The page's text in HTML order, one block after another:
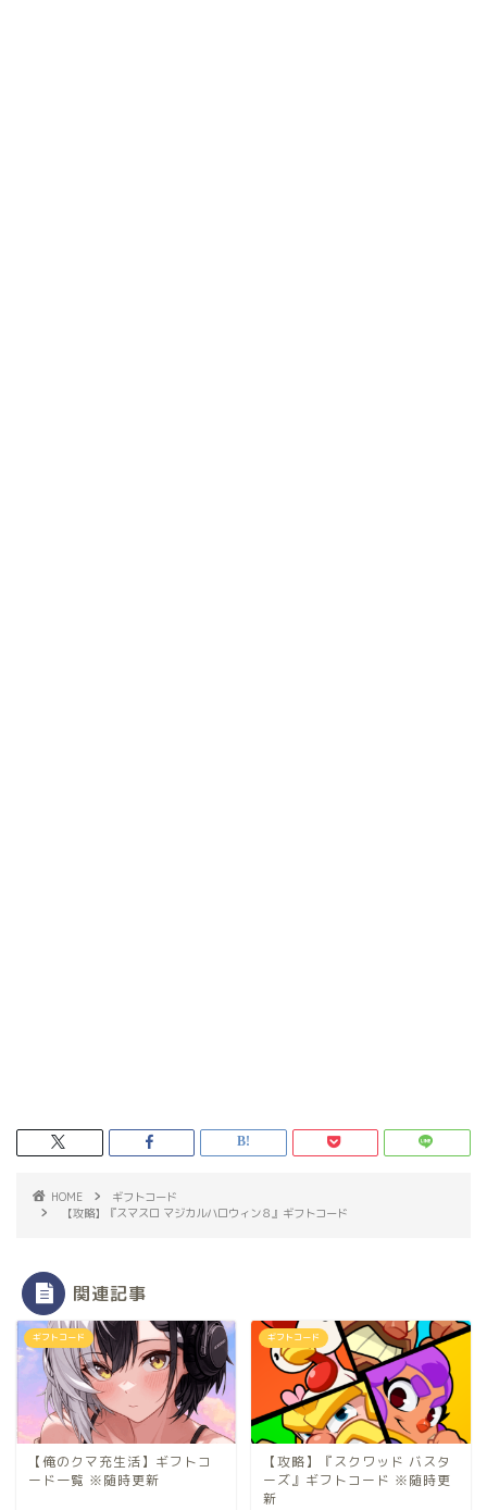
HOME
ギフトコード
【攻略】『スマスロ マジカルハロウィン８』ギフトコード
関連記事
ギフトコード
【俺のクマ充生活】ギフトコ
ード一覧 ※随時更新
ギフトコード
【攻略】『スクワッド バスタ
ーズ』ギフトコード ※随時更
新